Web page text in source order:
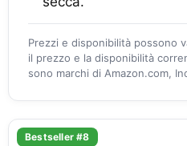
Prezzi e disponibilità possono
il prezzo e la disponibilità
sono marchi di Amazon.com,
Bestseller #8